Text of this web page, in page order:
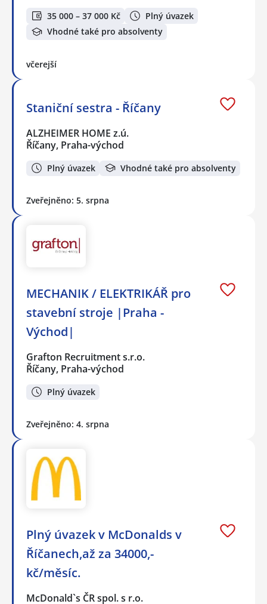
35 000 – 37 000 Kč
Plný úvazek
Vhodné také pro absolventy
včerejší
Staniční sestra - Říčany
ALZHEIMER HOME z.ú.
Říčany, Praha-východ
Plný úvazek Vhodné také pro absolventy
Zveřejněno: 5. srpna
MECHANIK / ELEKTRIKÁŘ pro
stavební stroje |Praha -
Východ|
Grafton Recruitment s.r.o.
Říčany, Praha-východ
Plný úvazek
Zveřejněno: 4. srpna
Plný úvazek v McDonalds v
Říčanech,až za 34000,-
kč/měsíc.
McDonald`s ČR spol. s r.o.